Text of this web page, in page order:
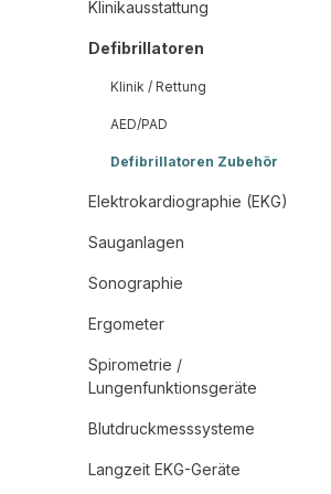
Klinikausstattung
Defibrillatoren
Klinik / Rettung
AED/PAD
Defibrillatoren Zubehör
Elektrokardiographie (EKG)
Sauganlagen
Sonographie
Ergometer
Spirometrie /
Lungenfunktionsgeräte
Blutdruckmesssysteme
Langzeit EKG-Geräte